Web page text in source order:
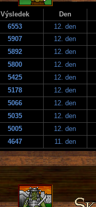
Výsledek
Den
6553
12. den
5907
12. den
5892
12. den
5800
12. den
5425
12. den
5178
12. den
5066
12. den
5035
12. den
5005
12. den
4647 11. den